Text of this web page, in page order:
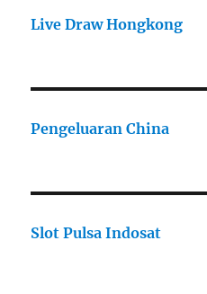
Live Draw Hongkong
Pengeluaran China
Slot Pulsa Indosat